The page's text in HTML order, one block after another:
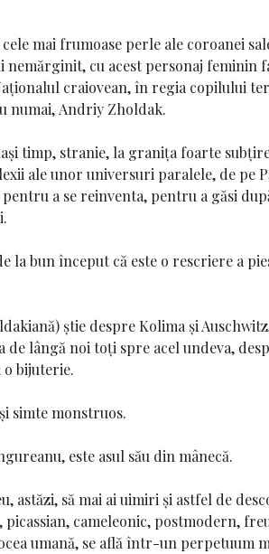
mai frumoase perle ale coroanei
cu acest personaj feminin
craiovean, în regia copilului
numai,Andriy Zholdak.
timp, stranie, la granița foarte
ale unor universuri paralele, de pe
a se reinventa, pentru a găsi
la bun început că este o rescriere a
știe despre Kolima și
lângă noi toți spre acel undeva,
o bijuterie.
simte monstruos.
este asul său din mânecă.
astăzi, să mai ai uimiri și astfel de
cameleonic, postmodern,
umană, se află într-un perpetuum